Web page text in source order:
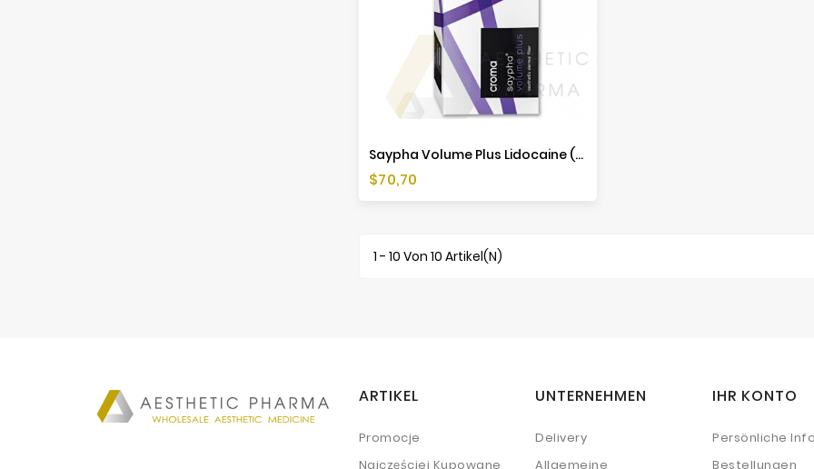
Saypha Volume Plus Lidocaine (1x1ml)
Preis
$70,70
1 - 10 Von 10 Artikel(n)
ARTIKEL
Promocje
Najczęściej Kupowane
UNTERNEHMEN
Delivery
Allgemeine
IHR KONTO
Persönliche
Bestellungen